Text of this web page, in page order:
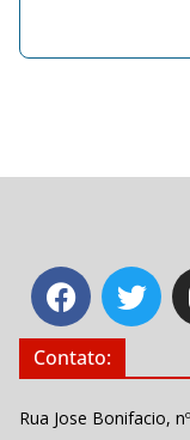
Contato:
Rua Jose Bonifacio,